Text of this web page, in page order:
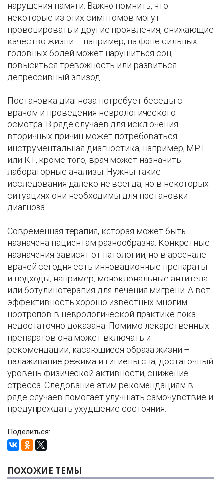
нарушения памяти. Важно помнить, что
некоторые из этих симптомов могут
провоцировать и другие проявления, снижающие
качество жизни – например, на фоне сильных
головных болей может нарушиться сон,
повыситься тревожность или развиться
депрессивный эпизод
Постановка диагноза потребует беседы с
врачом и проведения неврологического
осмотра. В ряде случаев для исключения
вторичных причин может потребоваться
инструментальная диагностика, например, МРТ
или КТ, кроме того, врач может назначить
лабораторные анализы. Нужны такие
исследования далеко не всегда, но в некоторых
ситуациях они необходимы для постановки
диагноза.
Современная терапия, которая может быть
назначена пациентам разнообразна. Конкретные
назначения зависят от патологии, но в арсенале
врачей сегодня есть инновационные препараты
и подходы, например, моноклональные антитела
или ботулинотерапия для лечения мигрени. А вот
эффективность хорошо известных многим
ноотропов в неврологической практике пока
недостаточно доказана. Помимо лекарственных
препаратов она может включать и
рекомендации, касающиеся образа жизни –
налаживание режима и гигиены сна, достаточный
уровень физической активности, снижение
стресса. Следование этим рекомендациям в
ряде случаев помогает улучшать самочувствие и
предупреждать ухудшение состояния.
Поделиться:
ПОХОЖИЕ ТЕМЫ